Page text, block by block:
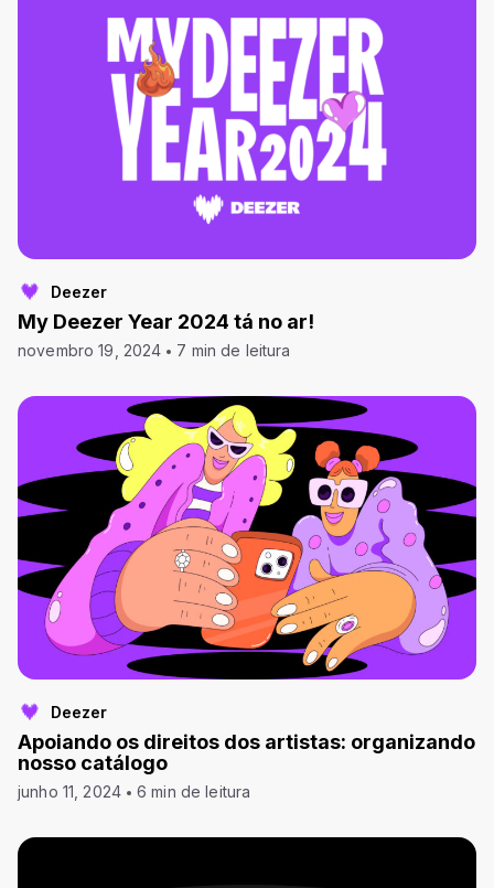
Deezer
My Deezer Year 2024 tá no ar!
novembro 19, 2024 7 min de leitura
Deezer
Apoiando os direitos dos artistas: organizando
nosso catálogo
junho 11, 2024 6 min de leitura